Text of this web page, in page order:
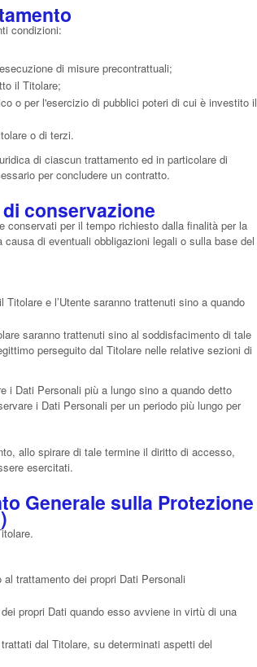
condizioni:
di misure precontrattuali;
il Titolare;
o per l'esercizio di pubblici poteri di cui è investito il
o di terzi.
di ciascun trattamento ed in particolare di
per concludere un contratto.
conservazione
per il tempo richiesto dalla finalità per la
di eventuali obbligazioni legali o sulla base del
e l’Utente saranno trattenuti sino a quando
saranno trattenuti sino al soddisfacimento di tale
perseguito dal Titolare nelle relative sezioni di
i Dati Personali più a lungo sino a quando detto
i Dati Personali per un periodo più lungo per
allo spirare di tale termine il diritto di accesso,
esercitati.
Generale sulla Protezione
al trattamento dei propri Dati Personali
propri Dati quando esso avviene in virtù di una
dal Titolare, su determinati aspetti del